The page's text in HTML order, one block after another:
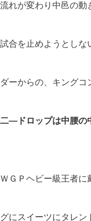
れが変わり中邑の動
合を止めようとし
ーからの、キングコ
―ドロップは中腰の
ＧＰヘビー級王者に
にスイーツにタレン